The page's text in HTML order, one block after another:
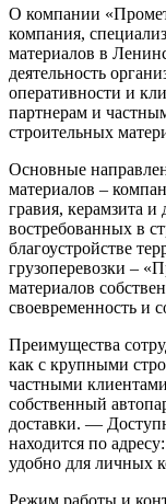
О компании
компания,
материалов в
деятельность
оперативности и
партнерам и
строительных
Основные
материалов –
гравия, керамзита
востребованных в
благоустройстве
грузоперевозки –
материалов
своевременность и
Преимущества
как с крупными
частными
собственный
доставки. —
находится по
удобно для личных